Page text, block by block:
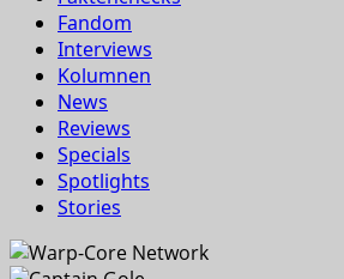
Fandom
Interviews
Kolumnen
News
Reviews
Specials
Spotlights
Stories